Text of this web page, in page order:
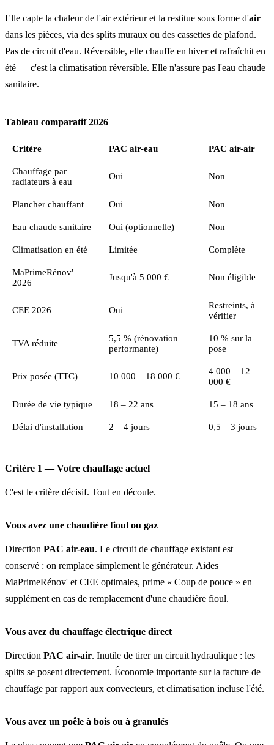
Elle capte la chaleur de l'air extérieur et la restitue sous forme d'air
dans les pièces, via des splits muraux ou des cassettes de plafond.
Pas de circuit d'eau. Réversible, elle chauffe en hiver et rafraîchit en
été — c'est la climatisation réversible. Elle n'assure pas l'eau chaude
sanitaire.
Tableau comparatif 2026
Critère PAC air-eau PAC air-air
Chauffage par
radiateurs à eau
Oui Non
Plancher chauffant Oui Non
Eau chaude sanitaire Oui (optionnelle) Non
Climatisation en été Limitée Complète
MaPrimeRénov'
2026
Jusqu'à 5 000 € Non éligible
CEE 2026 Oui
Restreints, à
vérifier
TVA réduite
5,5 % (rénovation
performante)
10 % sur la
pose
Prix posée (TTC) 10 000 – 18 000 €
4 000 – 12
000 €
Durée de vie typique 18 – 22 ans 15 – 18 ans
Délai d'installation 2 – 4 jours 0,5 – 3 jours
Critère 1 — Votre chauffage actuel
C'est le critère décisif. Tout en découle.
Vous avez une chaudière fioul ou gaz
Direction PAC air-eau. Le circuit de chauffage existant est
conservé : on remplace simplement le générateur. Aides
MaPrimeRénov' et CEE optimales, prime « Coup de pouce » en
supplément en cas de remplacement d'une chaudière fioul.
Vous avez du chauffage électrique direct
Direction PAC air-air. Inutile de tirer un circuit hydraulique : les
splits se posent directement. Économie importante sur la facture de
chauffage par rapport aux convecteurs, et climatisation incluse l'été.
Vous avez un poêle à bois ou à granulés